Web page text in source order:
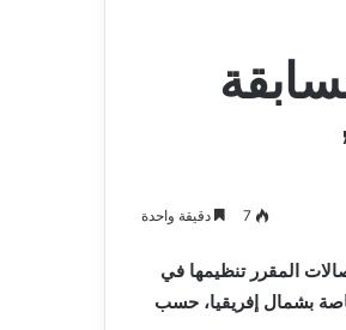
7 دقيقة واحدة
المقرر تنظيمها في
بشمال إفريقيا، حسب